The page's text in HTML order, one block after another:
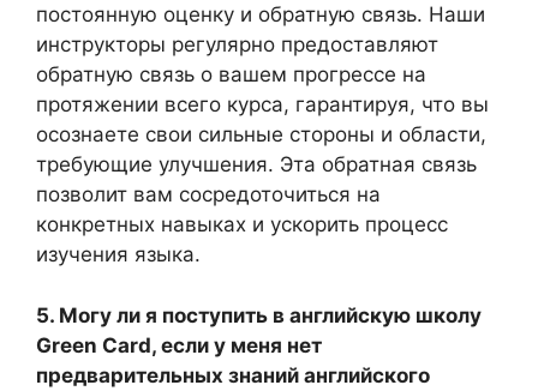
постоянную оценку и обратную связь. Наши
инструкторы регулярно предоставляют
обратную связь о вашем прогрессе на
протяжении всего курса, гарантируя, что вы
осознаете свои сильные стороны и области,
требующие улучшения. Эта обратная связь
позволит вам сосредоточиться на
конкретных навыках и ускорить процесс
изучения языка.
5. Могу ли я поступить в английскую школу
Green Card, если у меня нет
предварительных знаний английского